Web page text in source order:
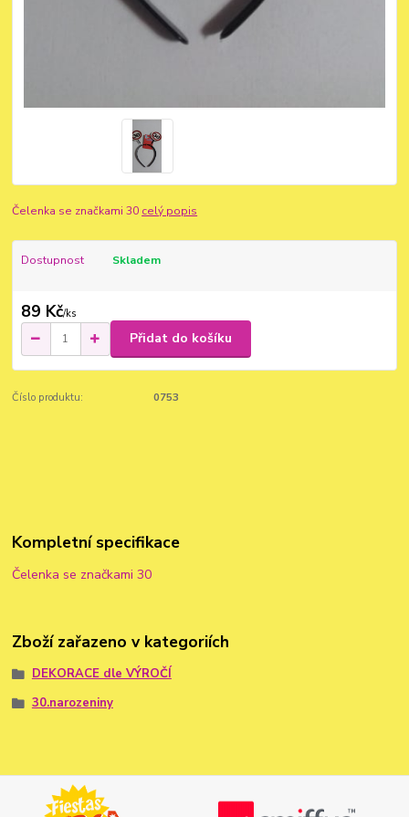
Čelenka se značkami 30 celý popis
Dostupnost Skladem
89 Kč/ks
Přidat do košíku
Číslo produktu: 0753
Kompletní specifikace
Čelenka se značkami 30
Zboží zařazeno v kategoriích
DEKORACE dle VÝROČÍ
30.narozeniny